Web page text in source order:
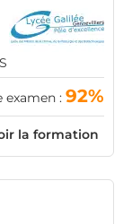
examen : 92%
la formation